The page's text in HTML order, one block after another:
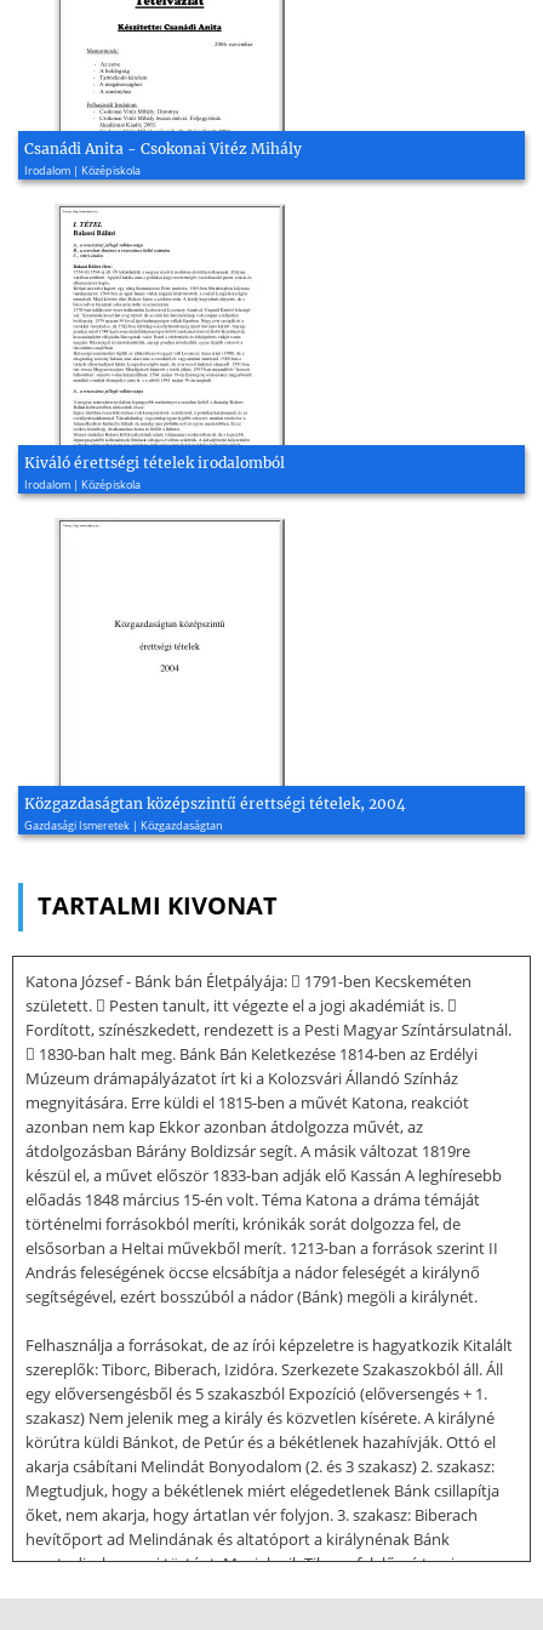
Csanádi Anita - Csokonai Vitéz Mihály
Irodalom | Középiskola
Kiváló érettségi tételek irodalomból
Irodalom | Középiskola
Közgazdaságtan középszintű érettségi tételek, 2004
Gazdasági Ismeretek | Közgazdaságtan
TARTALMI KIVONAT
Katona József - Bánk bán Életpályája:  1791-ben Kecskeméten
született.  Pesten tanult, itt végezte el a jogi akadémiát is. 
Fordított, színészkedett, rendezett is a Pesti Magyar Színtársulatnál.
 1830-ban halt meg. Bánk Bán Keletkezése 1814-ben az Erdélyi
Múzeum drámapályázatot írt ki a Kolozsvári Állandó Színház
megnyitására. Erre küldi el 1815-ben a művét Katona, reakciót
azonban nem kap Ekkor azonban átdolgozza művét, az
átdolgozásban Bárány Boldizsár segít. A másik változat 1819re
készül el, a művet először 1833-ban adják elő Kassán A leghíresebb
előadás 1848 március 15-én volt. Téma Katona a dráma témáját
történelmi forrásokból meríti, krónikák sorát dolgozza fel, de
elsősorban a Heltai művekből merít. 1213-ban a források szerint II
András feleségének öccse elcsábítja a nádor feleségét a királynő
segítségével, ezért bosszúból a nádor (Bánk) megöli a királynét.
Felhasználja a forrásokat, de az írói képzeletre is hagyatkozik Kitalált
szereplők: Tiborc, Biberach, Izidóra. Szerkezete Szakaszokból áll. Áll
egy előversengésből és 5 szakaszból Expozíció (előversengés + 1.
szakasz) Nem jelenik meg a király és közvetlen kísérete. A királyné
körútra küldi Bánkot, de Petúr és a békétlenek hazahívják. Ottó el
akarja csábítani Melindát Bonyodalom (2. és 3 szakasz) 2. szakasz:
Megtudjuk, hogy a békétlenek miért elégedetlenek Bánk csillapítja
őket, nem akarja, hogy ártatlan vér folyjon. 3. szakasz: Biberach
hevítőport ad Melindának és altatóport a királynénak Bánk
megtudja, hogy mi történt. Megjelenik Tiborc, felelőssé teszi